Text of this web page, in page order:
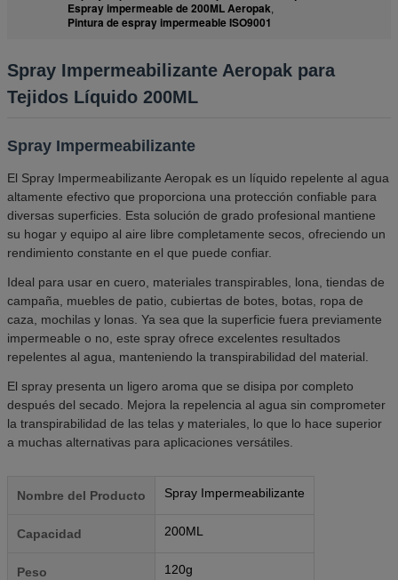
Espray impermeable de 200ML Aeropak,
Pintura de espray impermeable ISO9001
Spray Impermeabilizante Aeropak para
Tejidos Líquido 200ML
Spray Impermeabilizante
El Spray Impermeabilizante Aeropak es un líquido repelente al agua
altamente efectivo que proporciona una protección confiable para
diversas superficies. Esta solución de grado profesional mantiene
su hogar y equipo al aire libre completamente secos, ofreciendo un
rendimiento constante en el que puede confiar.
Ideal para usar en cuero, materiales transpirables, lona, tiendas de
campaña, muebles de patio, cubiertas de botes, botas, ropa de
caza, mochilas y lonas. Ya sea que la superficie fuera previamente
impermeable o no, este spray ofrece excelentes resultados
repelentes al agua, manteniendo la transpirabilidad del material.
El spray presenta un ligero aroma que se disipa por completo
después del secado. Mejora la repelencia al agua sin comprometer
la transpirabilidad de las telas y materiales, lo que lo hace superior
a muchas alternativas para aplicaciones versátiles.
Nombre del Producto Spray Impermeabilizante
Capacidad 200ML
Peso 120g